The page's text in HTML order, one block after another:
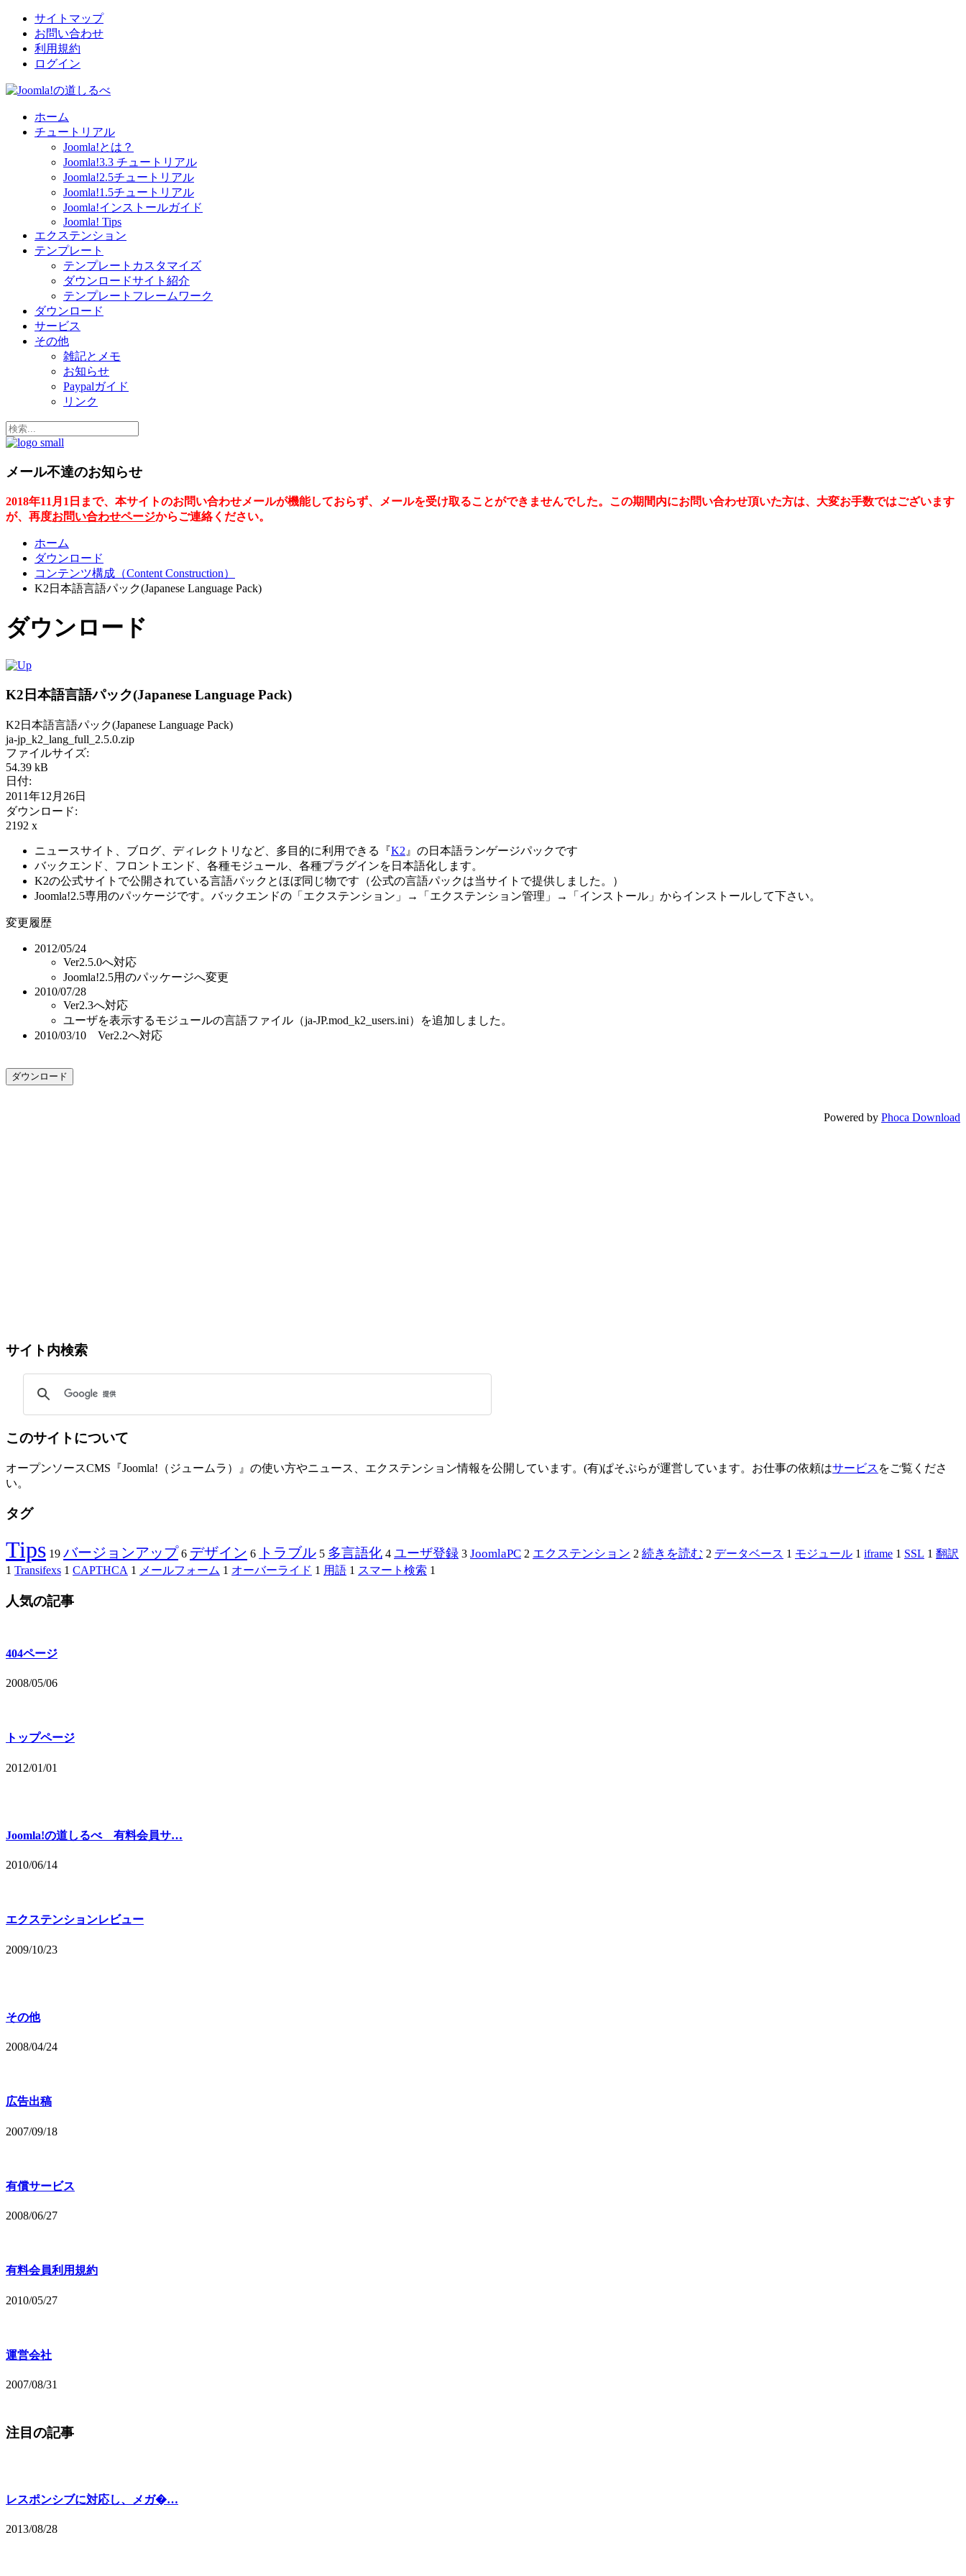
サイトマップ
お問い合わせ
利用規約
ログイン
ホーム
チュートリアル
Joomla!とは？
Joomla!3.3 チュートリアル
Joomla!2.5チュートリアル
Joomla!1.5チュートリアル
Joomla!インストールガイド
Joomla! Tips
エクステンション
テンプレート
テンプレートカスタマイズ
ダウンロードサイト紹介
テンプレートフレームワーク
ダウンロード
サービス
その他
雑記とメモ
お知らせ
Paypalガイド
リンク
メール不達のお知らせ
2018年11月1日まで、本サイトのお問い合わせメールが機能しておらず、メールを受け取ることができませんでした。この期間内にお問い合わせ頂いた方は、大変お手数ではございます
が、再度お問い合わせページからご連絡ください。
ホーム
ダウンロード
コンテンツ構成（Content Construction）
K2日本語言語パック(Japanese Language Pack)
ダウンロード
K2日本語言語パック(Japanese Language Pack)
K2日本語言語パック(Japanese Language Pack)
ja-jp_k2_lang_full_2.5.0.zip
ファイルサイズ:
54.39 kB
日付:
2011年12月26日
ダウンロード:
2192 x
ニュースサイト、ブログ、ディレクトリなど、多目的に利用できる『K2 』の日本語ランゲージパックです
バックエンド、フロントエンド、各種モジュール、各種プラグインを日本語化します。
K2の公式サイトで公開されている言語パックとほぼ同じ物です（公式の言語パックは当サイトで提供しました。）
Joomla!2.5専用のパッケージです。バックエンドの「エクステンション」→「エクステンション管理」→「インストール」からインストールして下さい。
変更履歴
2012/05/24
Ver2.5.0へ対応
Joomla!2.5用のパッケージへ変更
2010/07/28
Ver2.3へ対応
ユーザを表示するモジュールの言語ファイル（ja-JP.mod_k2_users.ini）を追加しました。
2010/03/10 Ver2.2へ対応
Powered by Phoca Download
サイト内検索
このサイトについて
オープンソースCMS『Joomla!（ジュームラ）』の使い方やニュース、エクステンション情報を公開しています。(有)ぱそぷらが運営しています。お仕事の依頼はサービス をご覧くださ
い。
タグ
Tips 19 バージョンアップ 6 デザイン 6 トラブル 5 多言語化 4 ユーザ登録 3 JoomlaPC 2 エクステンション 2 続きを読む 2 データベース 1 モジュール 1 iframe 1 SSL 1 翻訳
1 Transifexs 1 CAPTHCA 1 メールフォーム 1 オーバーライド 1 用語 1 スマート検索 1
人気の記事
404ページ
2008/05/06
トップページ
2012/01/01
Joomla!の道しるべ 有料会員サ…
2010/06/14
エクステンションレビュー
2009/10/23
その他
2008/04/24
広告出稿
2007/09/18
有償サービス
2008/06/27
有料会員利用規約
2010/05/27
運営会社
2007/08/31
注目の記事
レスポンシブに対応し、メガ�…
2013/08/28